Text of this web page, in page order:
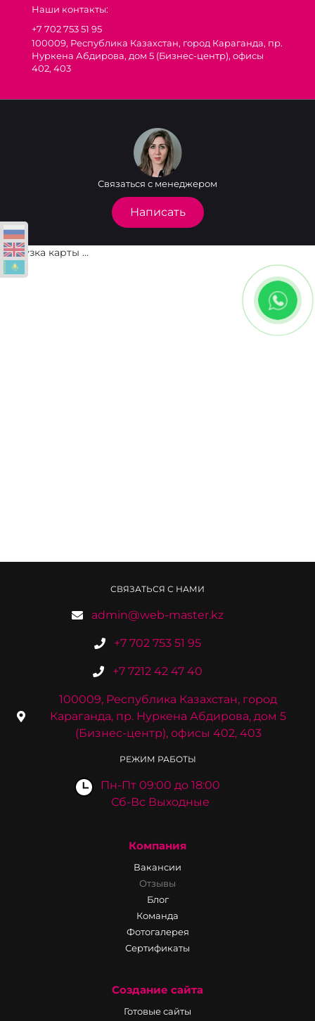
Наши контакты:
+7 702 753 51 95
100009, Республика Казахстан, город Караганда, пр.
Нуркена Абдирова, дом 5 (Бизнес-центр), офисы
402, 403
Связаться с менеджером
Написать
Загрузка карты ...
СВЯЗАТЬСЯ С НАМИ
admin@web-master.kz
+7 702 753 51 95
+7 7212 42 47 40
100009, Республика Казахстан, город
Караганда, пр. Нуркена Абдирова, дом 5
(Бизнес-центр), офисы 402, 403
РЕЖИМ РАБОТЫ
Пн-Пт 09:00 до 18:00
Сб-Вс Выходные
Компания
Вакансии
Отзывы
Блог
Команда
Фотогалерея
Сертификаты
Создание сайта
Готовые сайты